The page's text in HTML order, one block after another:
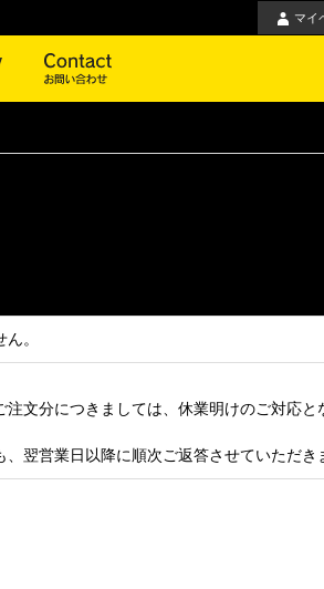
マイ
。
文分につきましては、休業明けのご対応と
翌営業日以降に順次ご返答させていただき